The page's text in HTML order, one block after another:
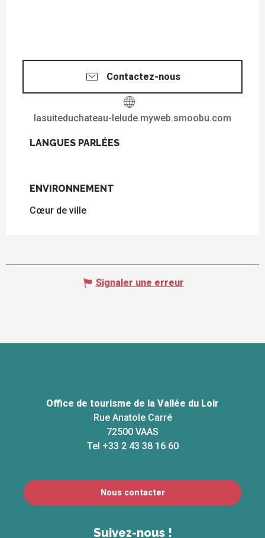
Contactez-nous
lasuiteduchateau-lelude.myweb.smoobu.com
LANGUES PARLÉES
LANGUES PARLÉES
ENVIRONNEMENT
ENVIRONNEMENT
Cœur de ville
Signaler une erreur
Office de tourisme de la Vallée du Loir
Rue Anatole Carré
72500 VAAS
Tel +33 2 43 38 16 60
Nous contacter
Suivez-nous !